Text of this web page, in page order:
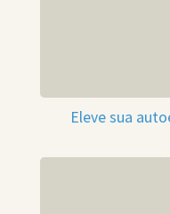
Eleve sua